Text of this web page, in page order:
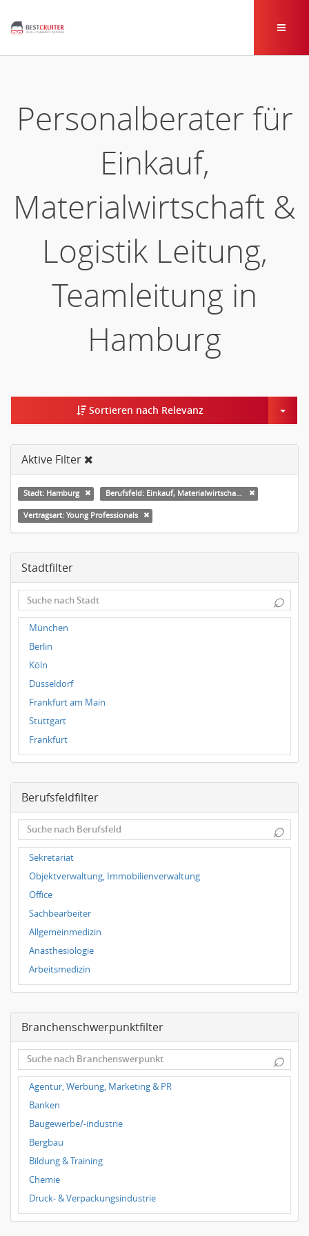
Personalberater für
Einkauf,
Materialwirtschaft &
Logistik Leitung,
Teamleitung in
Hamburg
Sortieren nach Relevanz
Aktive Filter
Stadt: Hamburg Berufsfeld: Einkauf, Materialwirtschaft & Logistik Leitung, Teamleitung
Vertragsart: Young Professionals
Stadtfilter
⌕
München
Berlin
Köln
Düsseldorf
Frankfurt am Main
Stuttgart
Frankfurt
Dresden
Leipzig
Dortmund
Wuppertal
Hallbergmoos
Würzburg
Grünwald
Ulm
Bielefeld
Hannover
Duisburg
Berufsfeldfilter
⌕
Sekretariat
Objektverwaltung, Immobilienverwaltung
Office
Sachbearbeiter
Allgemeinmedizin
Anästhesiologie
Arbeitsmedizin
Augenheilkunde
Frauenheilkunde, Geburtshilfe
Hals-Nasen-Ohrenheilkunde
Hautkrankheiten, Geschlechtskrankheiten
Hygienemedizin, Umweltmedizin
Innere Medizin
Kieferchirurgie, Mundchirurgie, Gesichtschirurgie
Kindermedizin, Jugendmedizin
Kinderpsychiatrie, Jugendpsychiatrie
Klinische Forschung
Neurochirurgie, Neurologie, Neuropathologie
Onkologie
Branchenschwerpunktfilter
⌕
Agentur, Werbung, Marketing & PR
Banken
Baugewerbe/-industrie
Bergbau
Bildung & Training
Chemie
Druck- & Verpackungsindustrie
Elektrotechnik